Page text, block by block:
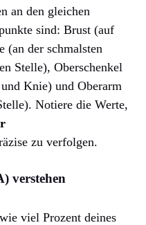
an den gleichen
sind: Brust (auf
(an der schmalsten
Stelle), Oberschenkel
Knie) und Oberarm
Notiere die Werte,
zu verfolgen.
verstehen
viel Prozent deines